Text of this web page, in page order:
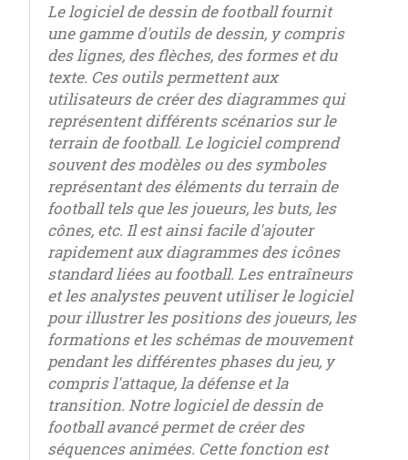
Le logiciel de dessin de football fournit
une gamme d'outils de dessin, y compris
des lignes, des flèches, des formes et du
texte. Ces outils permettent aux
utilisateurs de créer des diagrammes qui
représentent différents scénarios sur le
terrain de football. Le logiciel comprend
souvent des modèles ou des symboles
représentant des éléments du terrain de
football tels que les joueurs, les buts, les
cônes, etc. Il est ainsi facile d'ajouter
rapidement aux diagrammes des icônes
standard liées au football. Les entraîneurs
et les analystes peuvent utiliser le logiciel
pour illustrer les positions des joueurs, les
formations et les schémas de mouvement
pendant les différentes phases du jeu, y
compris l'attaque, la défense et la
transition. Notre logiciel de dessin de
football avancé permet de créer des
séquences animées. Cette fonction est